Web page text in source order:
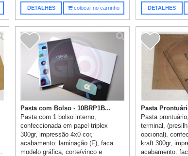
DETALHES colocar no carrinho DETALHES
Pasta com Bolso - 10BRP1B...
Pasta com 1 bolso interno,
confeccionada em papel triplex
300gr, impressão 4x0 cor,
acabamento: laminação (F), faca
modelo gráfica, corte/vinco e
Pasta
Pasta
terminal,
opcional),
kraft 300gr,
acabamento: